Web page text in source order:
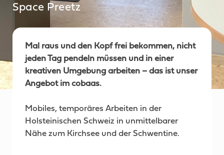
Space Preetz
Mal raus und den Kopf frei bekommen, nicht
jeden Tag pendeln müssen und in einer
kreativen Umgebung arbeiten – das ist unser
Angebot im cobaas.
Mobiles, temporäres Arbeiten in der
Holsteinischen Schweiz in unmittelbarer
Nähe zum Kirchsee und der Schwentine.